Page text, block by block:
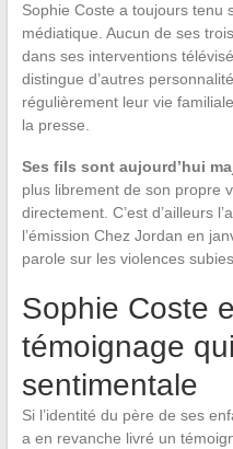
Sophie Coste a toujours tenu
médiatique. Aucun de ses
dans ses interventions
distingue d’autres
régulièrement leur vie
la presse.
Ses fils sont aujourd’hui
plus librement de son propre
directement. C’est d’ailleurs
l’émission Chez Jordan en
parole sur les violences
Sophie Coste
témoignage
sentimentale
Si l’identité du père de ses
a en revanche livré un